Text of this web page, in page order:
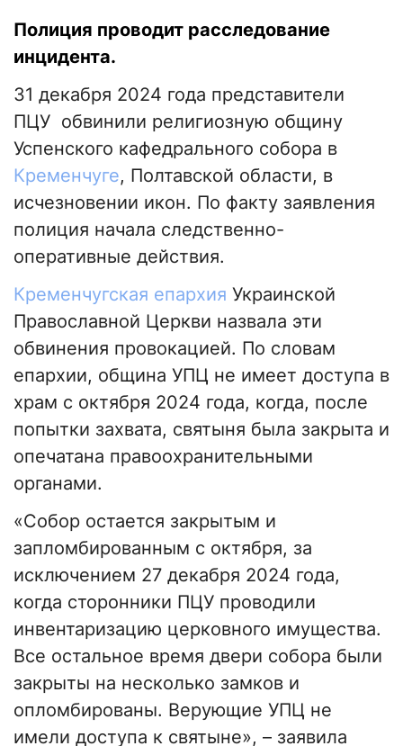
Полиция проводит расследование
инцидента.
31 декабря 2024 года представители
ПЦУ обвинили религиозную общину
Успенского кафедрального собора в
Кременчуге, Полтавской области, в
исчезновении икон. По факту заявления
полиция начала следственно-
оперативные действия.
Кременчугская епархия Украинской
Православной Церкви назвала эти
обвинения провокацией. По словам
епархии, община УПЦ не имеет доступа в
храм с октября 2024 года, когда, после
попытки захвата, святыня была закрыта и
опечатана правоохранительными
органами.
«Собор остается закрытым и
запломбированным с октября, за
исключением 27 декабря 2024 года,
когда сторонники ПЦУ проводили
инвентаризацию церковного имущества.
Все остальное время двери собора были
закрыты на несколько замков и
опломбированы. Верующие УПЦ не
имели доступа к святыне», – заявила